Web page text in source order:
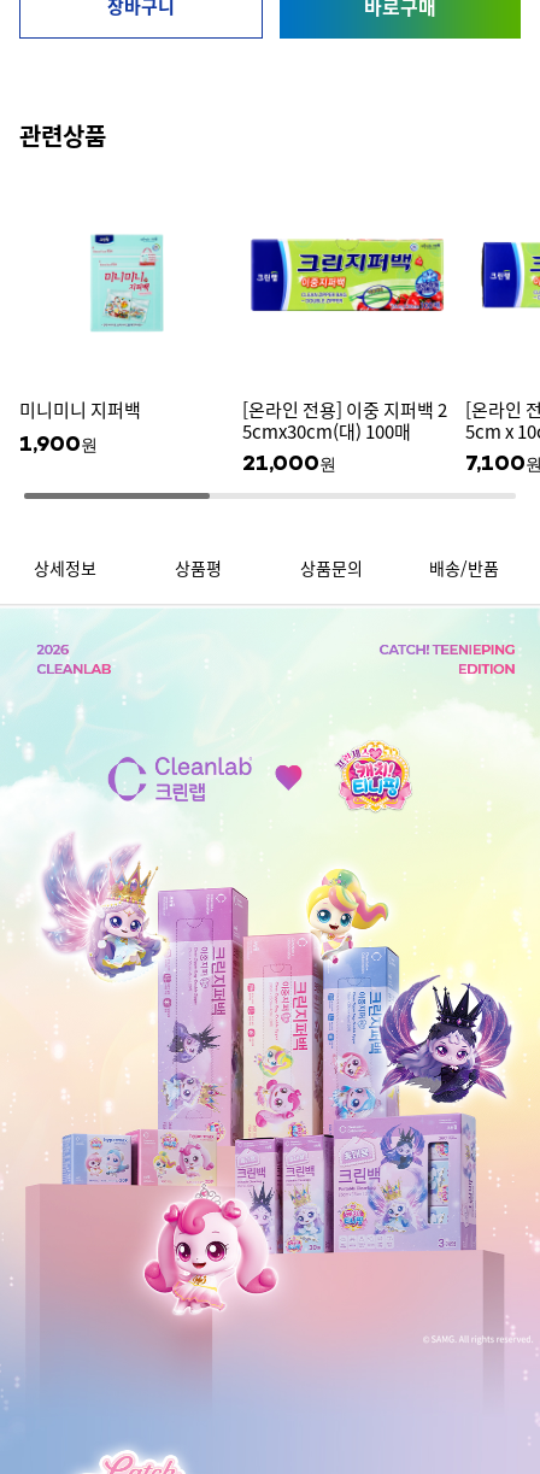
장바구니 바로구매
관련상품
미니미니 지퍼백
1,900원
[온라인 전용] 이중 지퍼백 2
5cmx30cm(대) 100매
21,000원
[온라인
5cm x
7,100
상세정보 상품평 상품문의 배송/반품